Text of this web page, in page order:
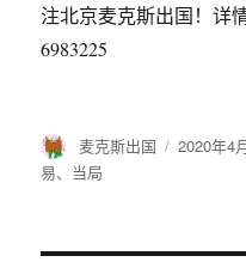
注北京麦克斯出国！详
6983225
作
者
麦克斯出国
发
2020年4
易、 当局